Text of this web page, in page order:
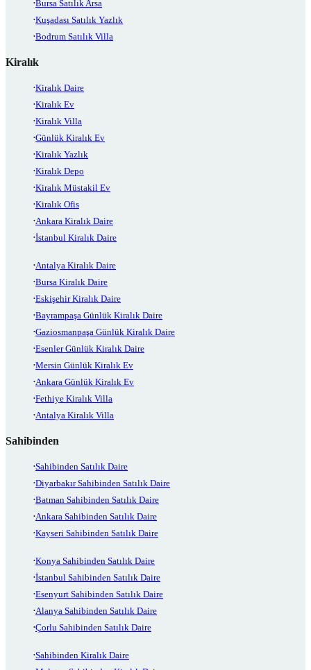
Bursa Satılık Arsa
Kuşadası Satılık Yazlık
Bodrum Satılık Villa
Kiralık
Kiralık Daire
Kiralık Ev
Kiralık Villa
Günlük Kiralık Ev
Kiralık Yazlık
Kiralık Depo
Kiralık Müstakil Ev
Kiralık Ofis
Ankara Kiralık Daire
İstanbul Kiralık Daire
Antalya Kiralık Daire
Bursa Kiralık Daire
Eskişehir Kiralık Daire
Bayrampaşa Günlük Kiralık Daire
Gaziosmanpaşa Günlük Kiralık Daire
Esenler Günlük Kiralık Daire
Mersin Günlük Kiralık Ev
Ankara Günlük Kiralık Ev
Fethiye Kiralık Villa
Antalya Kiralık Villa
Sahibinden
Sahibinden Satılık Daire
Diyarbakır Sahibinden Satılık Daire
Batman Sahibinden Satılık Daire
Ankara Sahibinden Satılık Daire
Kayseri Sahibinden Satılık Daire
Konya Sahibinden Satılık Daire
İstanbul Sahibinden Satılık Daire
Esenyurt Sahibinden Satılık Daire
Alanya Sahibinden Satılık Daire
Çorlu Sahibinden Satılık Daire
Sahibinden Kiralık Daire